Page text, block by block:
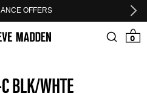
OFFERS
0
0
BLK/WHTE